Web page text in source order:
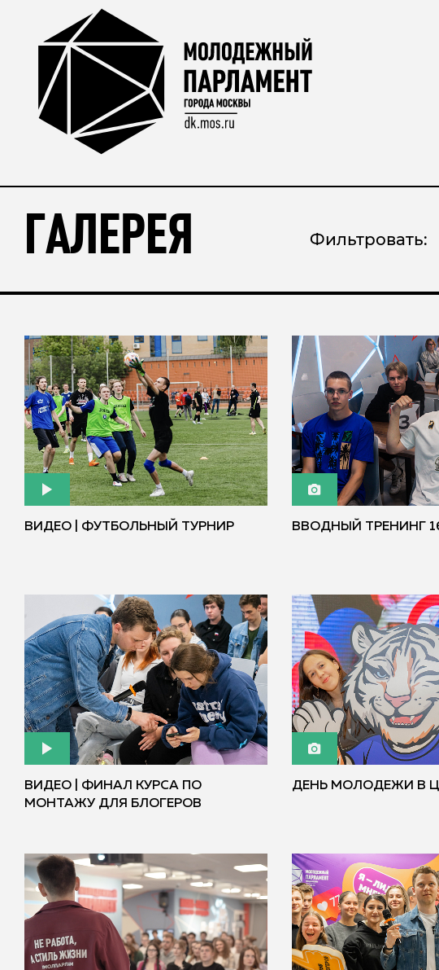
ГАЛЕРЕЯ Фильтровать:
ВИДЕО | ФУТБОЛЬНЫЙ ТУРНИР ВВОДНЫЙ ТРЕНИНГ
ВИДЕО | ФИНАЛ КУРСА ПО
МОНТАЖУ ДЛЯ БЛОГЕРОВ
ДЕНЬ МОЛОДЕЖИ В